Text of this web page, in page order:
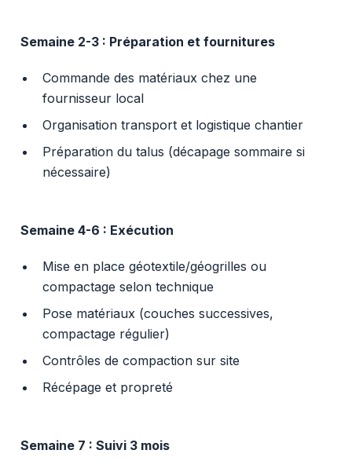
Semaine 2-3 : Préparation et fournitures
Commande des matériaux chez une
fournisseur local
Organisation transport et logistique chantier
Préparation du talus (décapage sommaire si
nécessaire)
Semaine 4-6 : Exécution
Mise en place géotextile/géogrilles ou
compactage selon technique
Pose matériaux (couches successives,
compactage régulier)
Contrôles de compaction sur site
Récépage et propreté
Semaine 7 : Suivi 3 mois